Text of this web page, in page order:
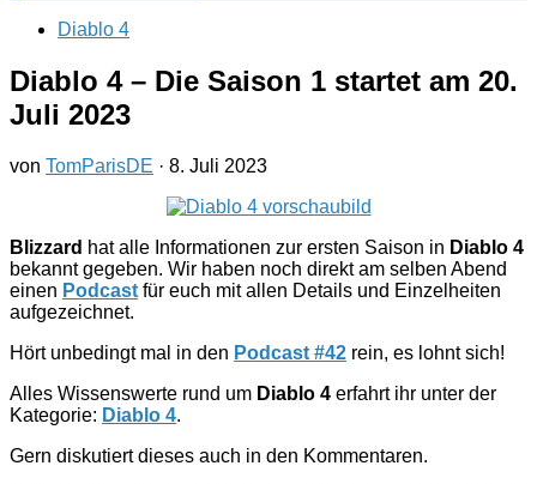
Diablo 4
Diablo 4 – Die Saison 1 startet am 20.
Juli 2023
von TomParisDE · 8. Juli 2023
Blizzard hat alle Informationen zur ersten Saison in Diablo 4
bekannt gegeben. Wir haben noch direkt am selben Abend
einen Podcast für euch mit allen Details und Einzelheiten
aufgezeichnet.
Hört unbedingt mal in den Podcast #42 rein, es lohnt sich!
Alles Wissenswerte rund um Diablo 4 erfahrt ihr unter der
Kategorie: Diablo 4.
Gern diskutiert dieses auch in den Kommentaren.